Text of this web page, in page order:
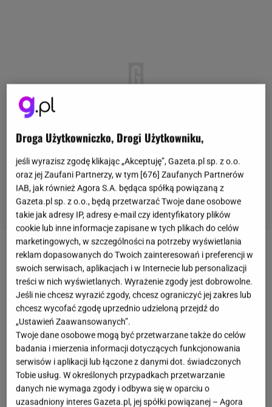
Wiosną i latem mszyce pojawiają się w ogrodach
wyjątkowo szybko. Wystarczy kilka ciepłych dni, aby
młode liście zaczęły się zwijać, aroślinypokryły się
lepką warstwą. Wiele osób od razu kupuje sklepowe
środki, jednak dawniej radzono sobie zupełnie
inaczej. Jednym z najstarszych domowych
sposobów jest oprysk przygotowany zkorzenia
szczawiu kędzierzawego. Ta niepozorna roślina od
lat była wykorzystywana w przydomowych
Droga Użytkowniczko, Drogi Użytkowniku,
jeśli wyrazisz zgodę klikając „Akceptuję”, Gazeta.pl sp. z o.o.
oraz jej Zaufani Partnerzy, w tym [676] Zaufanych Partnerów
IAB, jak również Agora S.A. będąca spółką powiązaną z
Gazeta.pl sp. z o.o., będą przetwarzać Twoje dane osobowe
takie jak adresy IP, adresy e-mail czy identyfikatory plików
cookie lub inne informacje zapisane w tych plikach do celów
marketingowych, w szczególności na potrzeby wyświetlania
reklam dopasowanych do Twoich zainteresowań i preferencji w
swoich serwisach, aplikacjach i w Internecie lub personalizacji
treści w nich wyświetlanych. Wyrażenie zgody jest dobrowolne.
Jeśli nie chcesz wyrazić zgody, chcesz ograniczyć jej zakres lub
chcesz wycofać zgodę uprzednio udzieloną przejdź do
„Ustawień Zaawansowanych”.
Twoje dane osobowe mogą być przetwarzane także do celów
badania i mierzenia informacji dotyczących funkcjonowania
serwisów i aplikacji lub łączone z danymi dot. świadczonych
Tobie usług. W określonych przypadkach przetwarzanie
danych nie wymaga zgody i odbywa się w oparciu o
uzasadniony interes Gazeta.pl, jej spółki powiązanej – Agora